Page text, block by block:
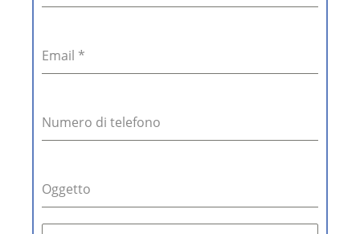
Email *
Numero di telefono
Oggetto